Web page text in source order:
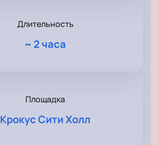
Длительность
~ 2 часа
Площадка
Крокус Сити Холл